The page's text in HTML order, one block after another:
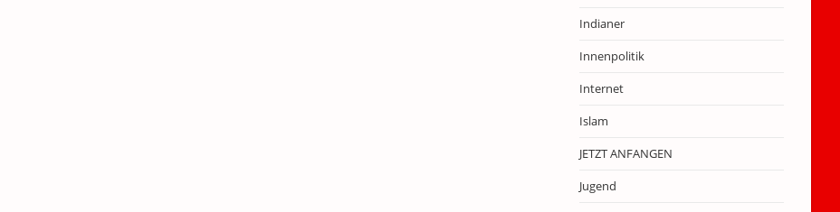
Indianer
Innenpolitik
Internet
Islam
JETZT ANFANGEN
Jugend